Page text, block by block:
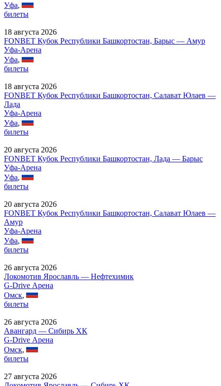
Уфа,
билеты
18 августа 2026
FONBET Кубок Республики Башкортостан, Барыс — Амур
Уфа-Арена
Уфа,
билеты
18 августа 2026
FONBET Кубок Республики Башкортостан, Салават Юлаев —
Лада
Уфа-Арена
Уфа,
билеты
20 августа 2026
FONBET Кубок Республики Башкортостан, Лада — Барыс
Уфа-Арена
Уфа,
билеты
20 августа 2026
FONBET Кубок Республики Башкортостан, Салават Юлаев —
Амур
Уфа-Арена
Уфа,
билеты
26 августа 2026
Локомотив Ярославль — Нефтехимик
G-Drive Арена
Омск,
билеты
26 августа 2026
Авангард — Сибирь ХК
G-Drive Арена
Омск,
билеты
27 августа 2026